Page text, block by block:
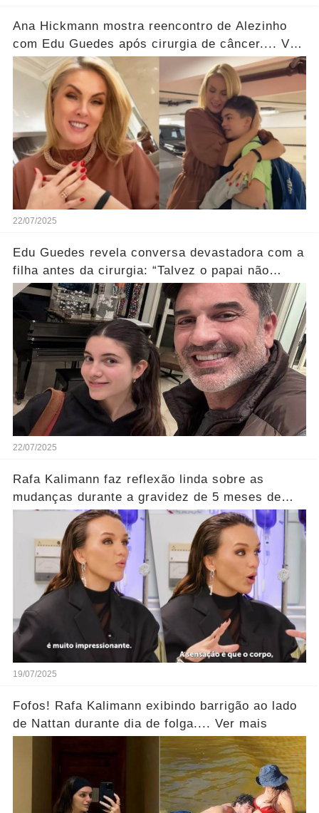
Ana Hickmann mostra reencontro de Alezinho
com Edu Guedes após cirurgia de câncer.... Ver
mais
22/07/2025
Edu Guedes revela conversa devastadora com a
filha antes da cirurgia: “Talvez o papai não
volte”.... Ver mais
22/07/2025
Rafa Kalimann faz reflexão linda sobre as
mudanças durante a gravidez de 5 meses de
sua filha.... Ver mais
19/07/2025
Fofos! Rafa Kalimann exibindo barrigão ao lado
de Nattan durante dia de folga.... Ver mais